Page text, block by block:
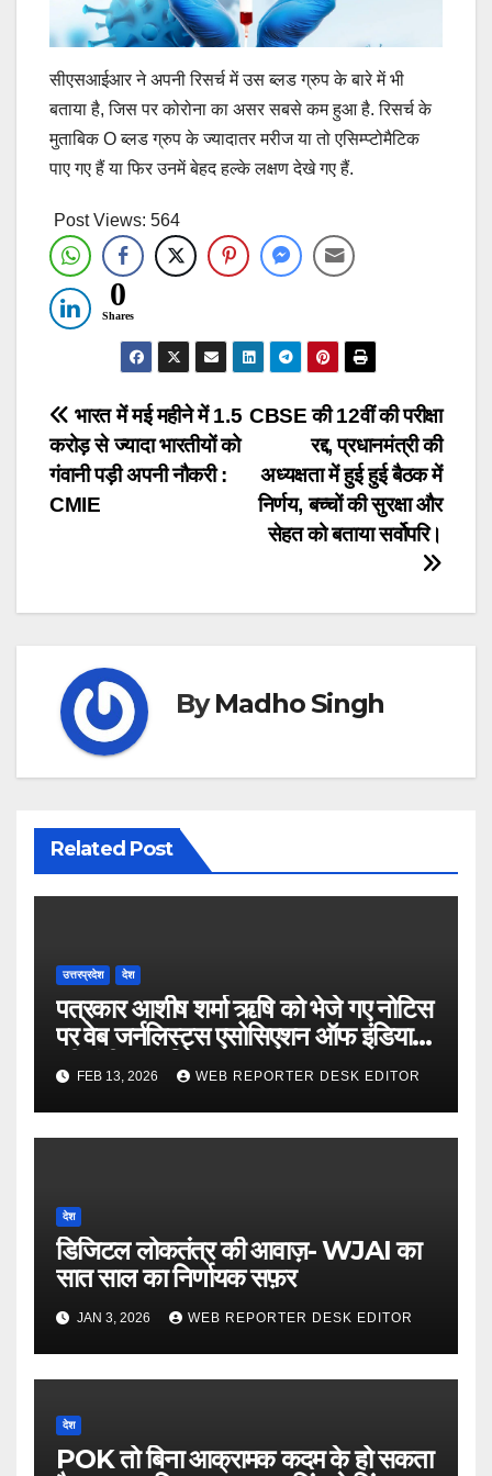
सीएसआईआर ने अपनी रिसर्च में उस ब्‍लड ग्रुप के बारे में भी
बताया है, जिस पर कोरोना का असर सबसे कम हुआ है. रिसर्च के
मुताबिक O ब्लड ग्रुप के ज्यादातर मरीज या तो एसिम्प्टोमैटिक
पाए गए हैं या फिर उनमें बेहद हल्के लक्षण देखे गए हैं.
Post Views: 564
0
Shares
Post
navigation
CBSE की 12वीं की परीक्षा
रद्द, प्रधानमंत्री की
अध्यक्षता में हुई हुई बैठक में
निर्णय, बच्चों की सुरक्षा और
सेहत को बताया सर्वोपरि।
भारत में मई महीने में 1.5
करोड़ से ज्यादा भारतीयों को
गंवानी पड़ी अपनी नौकरी :
CMIE
ByMadho Singh
Related Post
उत्तरप्रदेश देश
पत्रकार आशीष शर्मा ऋषि को भेजे गए नोटिस
पर वेब जर्नलिस्ट्स एसोसिएशन ऑफ इंडिया
की गंभीर आपत्ति
FEB 13, 2026 WEB REPORTER DESK EDITOR
देश
डिजिटल लोकतंत्र की आवाज़- WJAI का
सात साल का निर्णायक सफ़र
JAN 3, 2026 WEB REPORTER DESK EDITOR
देश
POK तो बिना आक्रामक कदम के हो सकता